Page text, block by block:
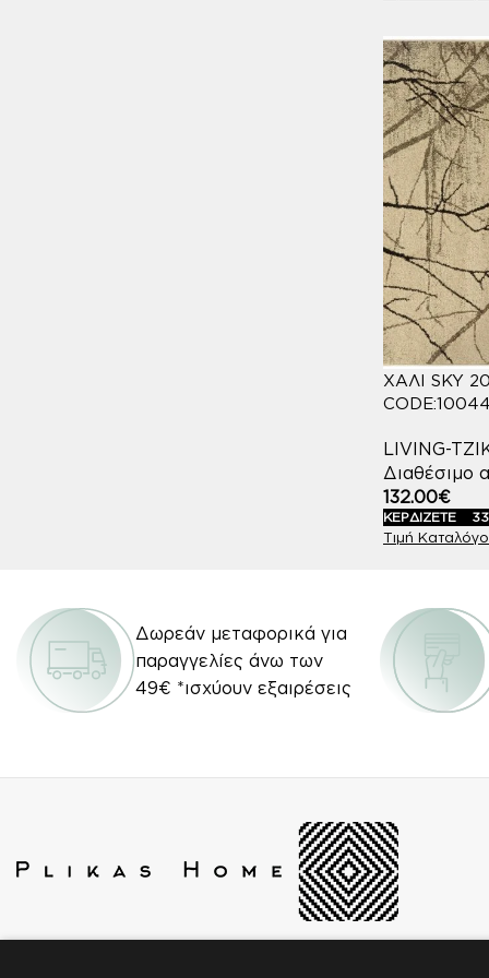
ΧΑΛΙ SKY
LIVING-
Διαθέσιμο
132.00€
ΚΕΡΔΙΖΕΤΕ
Δωρεάν μεταφορικά για
παραγγελίες άνω των
49€ *ισχύουν εξαιρέσεις